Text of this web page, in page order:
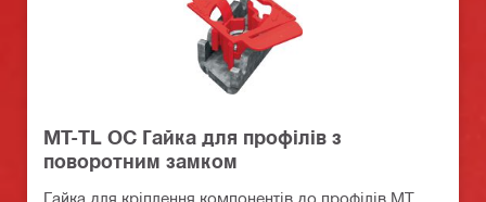
MT-TL OC Гайка для профілів з
поворотним замком
Гайка для кріплення компонентів до профілів MT,